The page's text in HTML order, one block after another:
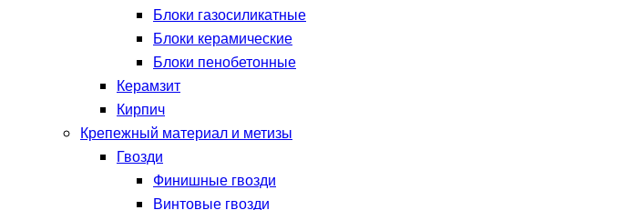
Блоки газосиликатные
Блоки керамические
Блоки пенобетонные
Керамзит
Кирпич
Крепежный материал и метизы
Гвозди
Финишные гвозди